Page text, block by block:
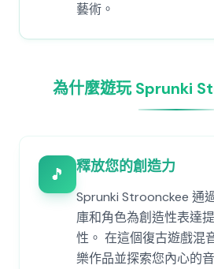
藝術。
為什麼遊玩 Sprunki
🎵 釋放您的創造力
Sprunki Stroonckee 通
庫和角色為創造性表達
性。 在這個復古遊戲混
樂作品並探索您內心的